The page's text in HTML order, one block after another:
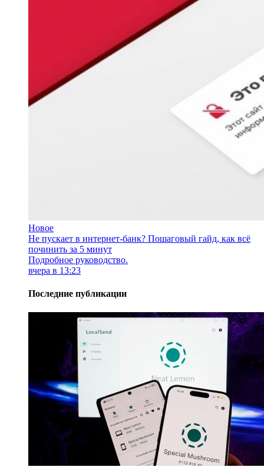
Новое
Не пускает в интернет-банк? Пошаговый гайд, как всё
починить за 5 минут
Подробное руководство.
вчера в 13:23
Последние публикации